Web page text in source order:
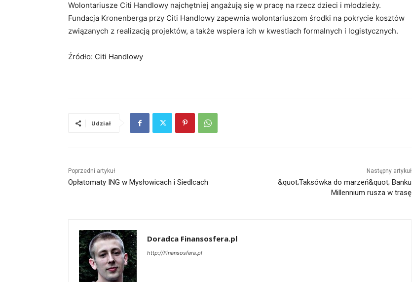
Wolontariusze Citi Handlowy najchętniej angażują się w pracę na rzecz dzieci i młodzieży.
Fundacja Kronenberga przy Citi Handlowy zapewnia wolontariuszom środki na pokrycie kosztów
związanych z realizacją projektów, a także wspiera ich w kwestiach formalnych i logistycznych.
Źródło: Citi Handlowy
Udział
Poprzedni artykuł
Opłatomaty ING w Mysłowicach i Siedlcach
Następny artykuł
&quot;Taksówka do marzeń&quot; Banku
Millennium rusza w trasę
Doradca Finansosfera.pl
http://Finansosfera.pl